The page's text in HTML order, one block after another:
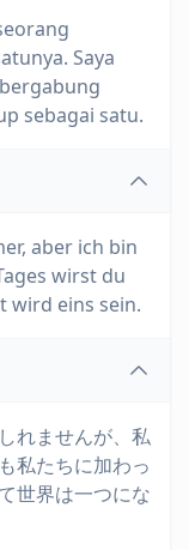
Saya
sebagai satu.
aber ich bin
wirst du
wird eins sein.
れませんが、私
私たちに加わっ
世界は一つにな